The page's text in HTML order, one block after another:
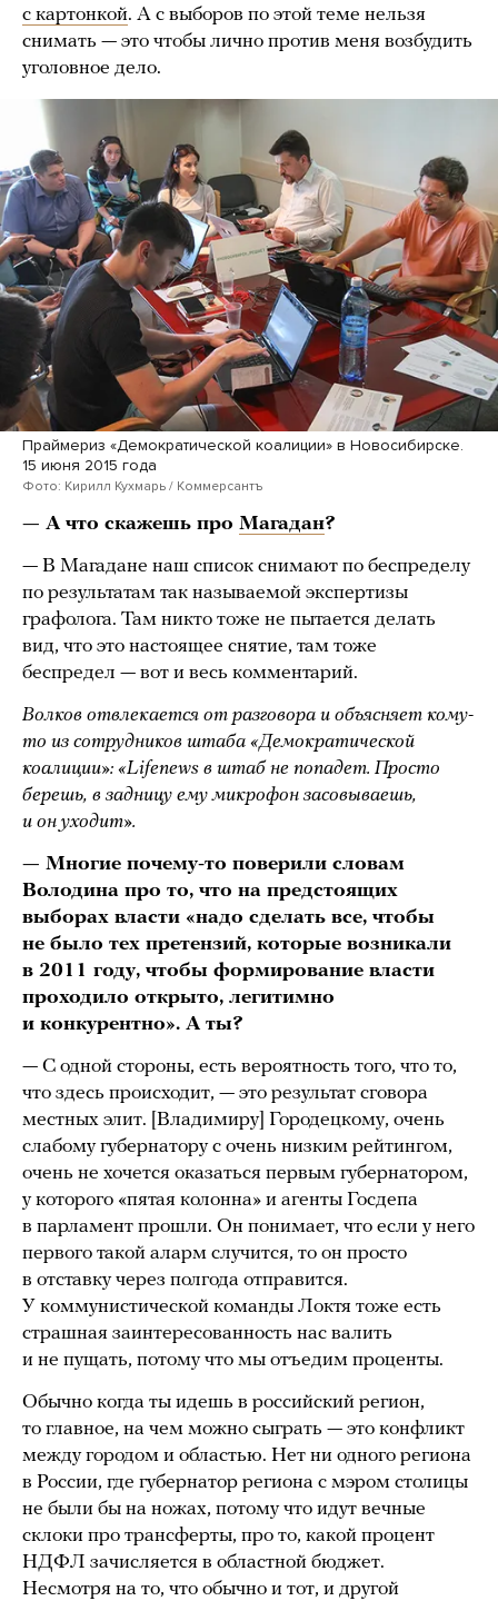
с картонкой. А с выборов по этой теме нельзя
снимать — это чтобы лично против меня возбудить
уголовное дело.
Праймериз «Демократической коалиции» в Новосибирске.
15 июня 2015 года
Фото: Кирилл Кухмарь / Коммерсантъ
— А что скажешь про Магадан?
— В Магадане наш список снимают по беспределу
по результатам так называемой экспертизы
графолога. Там никто тоже не пытается делать
вид, что это настоящее снятие, там тоже
беспредел — вот и весь комментарий.
Волков отвлекается от разговора и объясняет кому-
то из сотрудников штаба «Демократической
коалиции»: «Lifenews в штаб не попадет. Просто
берешь, в задницу ему микрофон засовываешь,
и он уходит».
— Многие почему-то поверили словам
Володина про то, что на предстоящих
выборах власти «надо сделать все, чтобы
не было тех претензий, которые возникали
в 2011 году, чтобы формирование власти
проходило открыто, легитимно
и конкурентно». А ты?
— С одной стороны, есть вероятность того, что то,
что здесь происходит, — это результат сговора
местных элит. [Владимиру] Городецкому, очень
слабому губернатору с очень низким рейтингом,
очень не хочется оказаться первым губернатором,
у которого «пятая колонна» и агенты Госдепа
в парламент прошли. Он понимает, что если у него
первого такой аларм случится, то он просто
в отставку через полгода отправится.
У коммунистической команды Локтя тоже есть
страшная заинтересованность нас валить
и не пущать, потому что мы отъедим проценты.
Обычно когда ты идешь в российский регион,
то главное, на чем можно сыграть — это конфликт
между городом и областью. Нет ни одного региона
в России, где губернатор региона с мэром столицы
не были бы на ножах, потому что идут вечные
склоки про трансферты, про то, какой процент
НДФЛ зачисляется в областной бюджет.
Несмотря на то, что обычно и тот, и другой